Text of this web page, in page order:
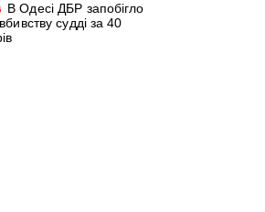
В Одесі ДБР запобігло
судді за 40